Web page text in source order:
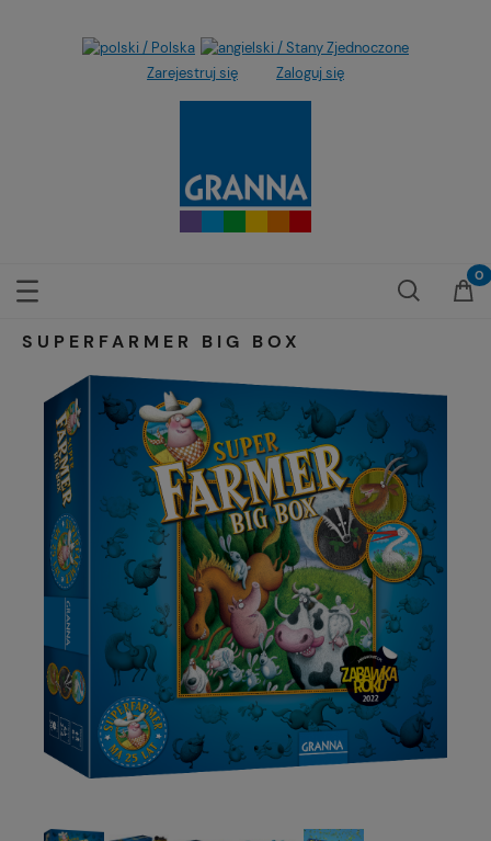
Zarejestruj się Zaloguj się
SUPERFARMER BIG BOX